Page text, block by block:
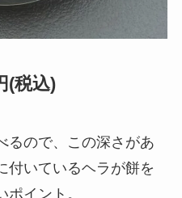
(税込)
るので、この深さがあ
付いているヘラが餅を
イント。